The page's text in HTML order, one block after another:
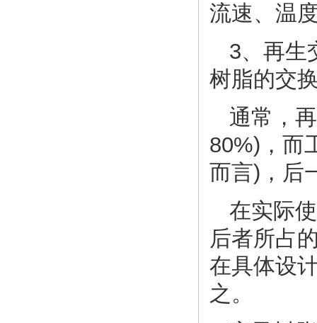
流速、温
3、再生
树脂的交
通常，
80%)，而
而言)，后
在实际
后者所占
在具体设
之。